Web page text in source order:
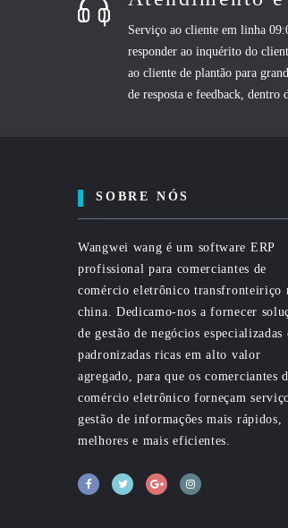
Serviço ao cliente em linha
responder ao inquérito do
ao cliente de plantão para
de resposta e feedback, dentro
SOBRE NÓS
Wangwei wang é um software ERP
profissional para comerciantes de
comércio eletrônico transfronteiriço
china. Dedicamo-nos a fornecer
de gestão de negócios especializadas
padronizadas ricas em alto valor
agregado, para que os comerciantes
comércio eletrônico forneçam
gestão de informações mais rápidos,
melhores e mais eficientes.